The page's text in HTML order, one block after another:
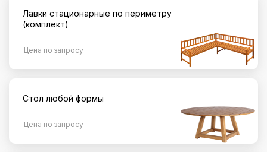
Лавки стационарные по периметру
(комплект)
Цена по запросу
Стол любой формы
Цена по запросу